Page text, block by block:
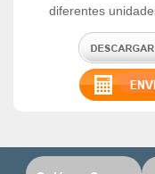
diferentes